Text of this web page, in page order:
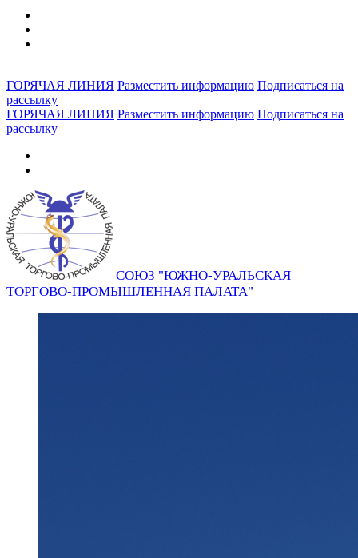
ГОРЯЧАЯ ЛИНИЯ Разместить информацию Подписаться на
рассылку
ГОРЯЧАЯ ЛИНИЯ Разместить информацию Подписаться на
рассылку
СОЮЗ "ЮЖНО-УРАЛЬСКАЯ
ТОРГОВО-ПРОМЫШЛЕННАЯ ПАЛАТА"